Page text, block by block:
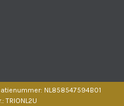
NL858547594B01
TRIONL2U